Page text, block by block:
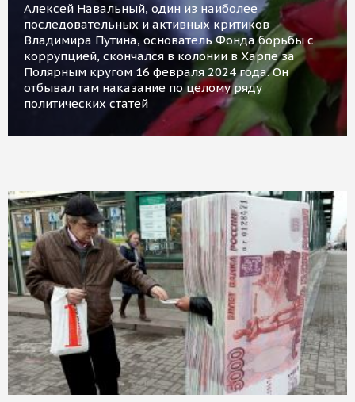
Алексей Навальный, один из наиболее
последовательных и активных критиков
Владимира Путина, основатель Фонда борьбы с
коррупцией, скончался в колонии в Харпе за
Полярным кругом 16 февраля 2024 года. Он
отбывал там наказание по целому ряду
политических статей